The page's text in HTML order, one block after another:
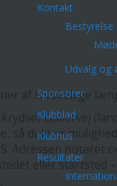
Kontakt
Bestyrelse
Udvalg og
Sponsorer
Klubblad
Klubhus
Resultater
af forskellige
Bollervej
så dukker
Adressen
eller